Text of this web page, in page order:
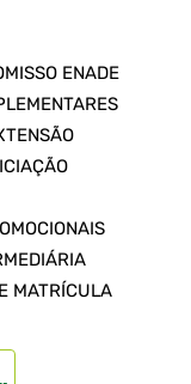
ENADE
MATRÍCULA